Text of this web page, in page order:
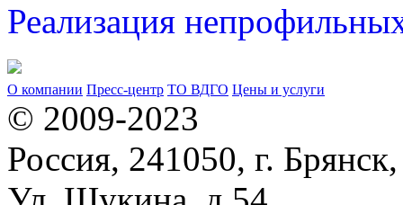
Реализация
О компании Пресс-центр ТО ВДГО Цены и услуги
© 2009-2023
Россия, 241050, г. Брянск,